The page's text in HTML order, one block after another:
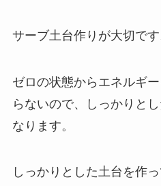
サーブ土台作りが大切です
ゼロの状態からエネルギ
らないので、しっかりと
なります。
しっかりとした土台を作